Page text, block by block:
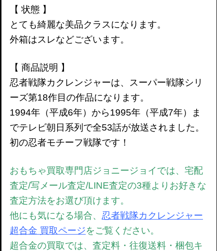
【 状態 】
とても綺麗な美品クラスになります。
外箱はスレなどございます。
【 商品説明 】
忍者戦隊カクレンジャーは、スーパー戦隊シリ
ーズ第18作目の作品になります。
1994年（平成6年）から1995年（平成7年）ま
でテレビ朝日系列で全53話が放送されました。
初の忍者モチーフ戦隊です！
おもちゃ買取専門店ジョニージョイでは、宅配
査定/写メール査定/LINE査定の3種よりお好きな
査定方法をお選び頂けます。
他にも気になる場合、 忍者戦隊カクレンジャー
超合金 買取ページをご覧ください。
超合金の買取では、 査定料・往復送料・梱包キ